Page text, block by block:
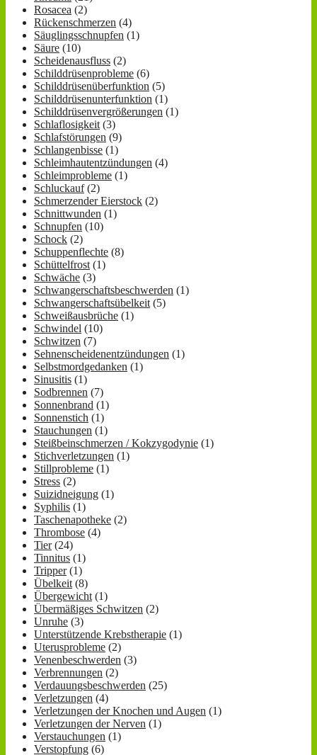
Rosacea (2)
Rückenschmerzen (4)
Säuglingsschnupfen (1)
Säure (10)
Scheidenausfluss (2)
Schilddrüsenprobleme (6)
Schilddrüsenüberfunktion (5)
Schilddrüsenunterfunktion (1)
Schilddrüsenvergrößerungen (1)
Schlaflosigkeit (3)
Schlafstörungen (9)
Schlangenbisse (1)
Schleimhautentzündungen (4)
Schleimprobleme (1)
Schluckauf(2)
Schmerzender Eierstock (2)
Schnittwunden (1)
Schnupfen (10)
Schock (2)
Schuppenflechte (8)
Schüttelfrost (1)
Schwäche (3)
Schwangerschaftsbeschwerden (1)
Schwangerschaftsübelkeit (5)
Schweißausbrüche (1)
Schwindel (10)
Schwitzen (7)
Sehnenscheidenentzündungen (1)
Selbstmordgedanken (1)
Sinusitis (1)
Sodbrennen (7)
Sonnenbrand (1)
Sonnenstich (1)
Stauchungen (1)
Steißbeinschmerzen / Kokzygodynie (1)
Stichverletzungen (1)
Stillprobleme (1)
Stress (2)
Suizidneigung (1)
Syphilis (1)
Taschenapotheke (2)
Thrombose (4)
Tier(24)
Tinnitus (1)
Tripper(1)
Übelkeit (8)
Übergewicht (1)
Übermäßiges Schwitzen (2)
Unruhe (3)
Unterstützende Krebstherapie (1)
Uterusprobleme (2)
Venenbeschwerden (3)
Verbrennungen (2)
Verdauungsbeschwerden (25)
Verletzungen (4)
Verletzungen der Knochen und Augen (1)
Verletzungen der Nerven (1)
Verstauchungen (1)
Verstopfung (6)